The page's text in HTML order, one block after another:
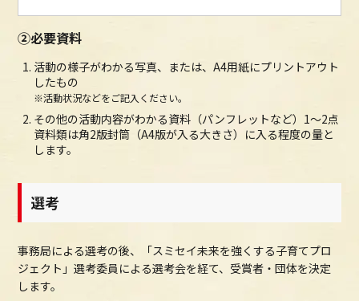
②必要資料
活動の様子がわかる写真、または、A4用紙にプリントアウト
したもの
※活動状況などをご記入ください。
その他の活動内容がわかる資料（パンフレットなど）1～2点
資料類は角2版封筒（A4版が入る大きさ）に入る程度の量と
します。
選考
事務局による選考の後、「スミセイ未来を強くする子育てプロ
ジェクト」選考委員による選考会を経て、受賞者・団体を決定
します。